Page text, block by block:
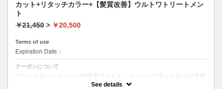
カット+リタッチカラー+【髪質改善】ウルトワトリートメン
ト
￥21,450 > ￥20,500
Terms of use
Expiration Date：
クーポンについて
ブリーチやハイトーンの韓国系アイドル、エイジング毛にお悩みの美魔
女も夢中！全ての世代、髪質、メニューに対応できる髪質改善トリート
See details